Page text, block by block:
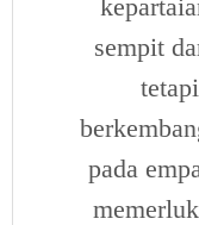
sempit
pada